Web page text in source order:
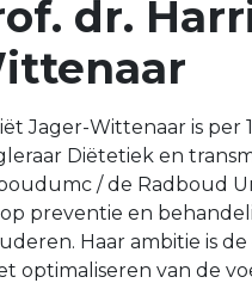
dr.
Jager-Wittenaar is per
Diëtetiek en
/ de Radboud
preventie en
Haar ambitie is
optimaliseren van de